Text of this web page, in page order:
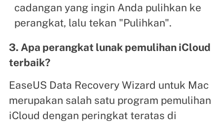
cadangan yang ingin Anda pulihkan ke
perangkat, lalu tekan "Pulihkan".
3. Apa perangkat lunak pemulihan iCloud
terbaik?
EaseUS Data Recovery Wizard untuk Mac
merupakan salah satu program pemulihan
iCloud dengan peringkat teratas di